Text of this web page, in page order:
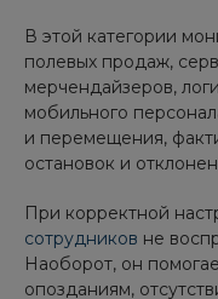
В этой категории
полевых продаж,
мерчендайзеров,
мобильного
и перемещения,
остановок и
При корректной
сотрудников не
Наоборот, он
опозданиям,